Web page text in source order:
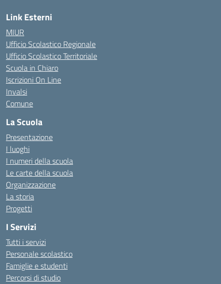
Link Esterni
MIUR
Ufficio Scolastico Regionale
Ufficio Scolastico Territoriale
Scuola in Chiaro
Iscrizioni On Line
Invalsi
Comune
La Scuola
Presentazione
I luoghi
I numeri della scuola
Le carte della scuola
Organizzazione
La storia
Progetti
I Servizi
Tutti i servizi
Personale scolastico
Famiglie e studenti
Percorsi di studio